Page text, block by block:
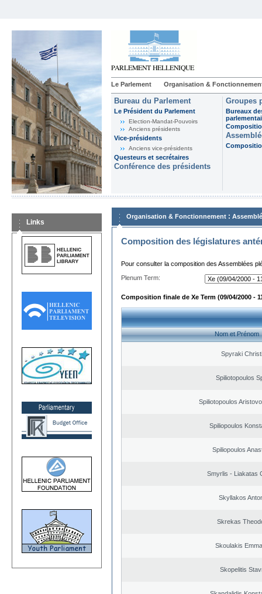
Le Parlement Organisation &
Bureau du Parlement
Le Président du Parlement
Election-Mandat-Pouvoirs
Anciens présidents
Vice-présidents
Anciens vice-présidents
Questeurs et secrétaires
Conférence des présidents
Groupes
Bureaux
Links
Organisation & Fonctionnement :
Composition des législatures
Pour consulter la composition des Assemblées
Plenum Term:
Composition finale de Xe Term (09/04/2000 -
Nom et Prénom
Spyraki
Spiliotopoulos
Spiliotopoulos
Spiliopoulos
Spiliopoulos
Smyrlis - Liakatas
Skyllakos
Skrekas
Skoulakis
Skopelitis